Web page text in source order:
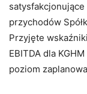
przychodów
Przyjęte
EBITDA dla
poziom